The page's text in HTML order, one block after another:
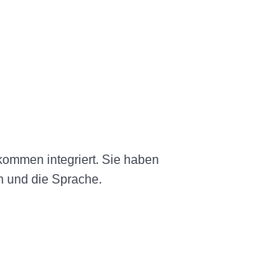
integriert. Sie haben
und die Sprache.